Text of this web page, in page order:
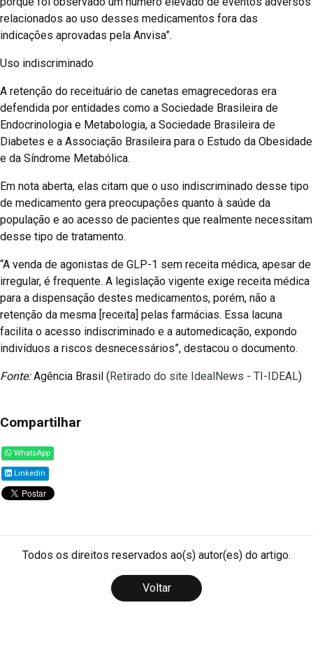
relacionados ao uso desses medicamentos fora das
indicações aprovadas pela Anvisa”.
Uso indiscriminado
A retenção do receituário de canetas emagrecedoras era
defendida por entidades como a Sociedade Brasileira de
Endocrinologia e Metabologia, a Sociedade Brasileira de
Diabetes e a Associação Brasileira para o Estudo da Obesidade
e da Síndrome Metabólica.
Em nota aberta, elas citam que o uso indiscriminado desse tipo
de medicamento gera preocupações quanto à saúde da
população e ao acesso de pacientes que realmente necessitam
desse tipo de tratamento.
“A venda de agonistas de GLP-1 sem receita médica, apesar de
irregular, é frequente. A legislação vigente exige receita médica
para a dispensação destes medicamentos, porém, não a
retenção da mesma [receita] pelas farmácias. Essa lacuna
facilita o acesso indiscriminado e a automedicação, expondo
indivíduos a riscos desnecessários”, destacou o documento.
Fonte:Agência Brasil (Retirado do site IdealNews - TI-IDEAL)
Compartilhar
WhatsApp
Linkedin
Todos os direitos reservados ao(s) autor(es) do artigo.
Voltar